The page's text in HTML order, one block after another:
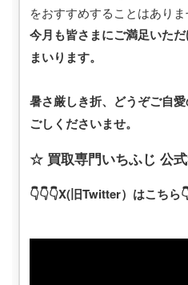
をおすすめすることはありま
今月も皆さまにご満足いた
まいります。
暑さ厳しき折、どうぞご自
ごしくださいませ。
☆ 買取専門いちふじ 公
👇👇👇X(旧Twitter）はこちら